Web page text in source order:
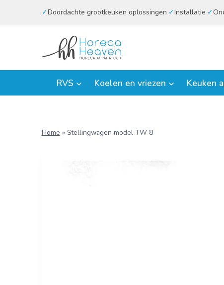
Doordachte grootkeuken oplossingen Installatie
RVS Koelen en vriezen Keuken
Home » Stellingwagen model TW 8